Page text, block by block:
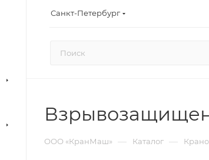
Санкт-Петербург
ООО «КранМаш» — Каталог —